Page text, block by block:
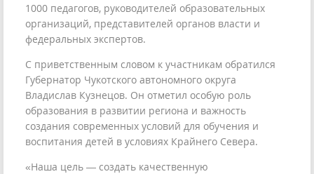
1000 педагогов, руководителей образовательных
организаций, представителей органов власти и
федеральных экспертов.
С приветственным словом к участникам обратился
Губернатор Чукотского автономного округа
Владислав Кузнецов. Он отметил особую роль
образования в развитии региона и важность
создания современных условий для обучения и
воспитания детей в условиях Крайнего Севера.
«Наша цель — создать качественную